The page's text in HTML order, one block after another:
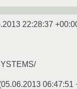
22:28:37
05.06.2013 06:47:51